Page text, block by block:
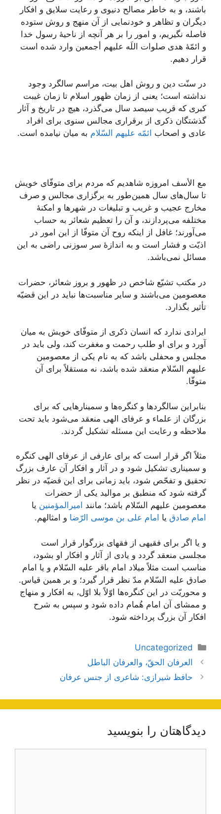
باشند، و به خاطر مصالح دنیوی و رعایت سلایق و افکار
دیگران و تظاهر و خودنمایی از آن منهج و روش ستوده
فاصله نگیریم، و امور را بر هر آنچه از ناحیۀ رسول خدا
و ائمّۀ هدی صلوات اللَه علیهم أجمعین وارد شده است
قرار دهیم.
در سنّت دین و روش اهل بیت، مراسم سالگرد وجود
نداشته است؛ یعنی از زمان ظهور اسلام تا زمان غیبت
کبری که قریب سیصد سال می‌گذرد، هیچ در تاریخ و آثار
گذشتگان ذکری از برقراری مجالس سنوی برای افراد
عادی و اصحاب ائمّه علیهم السّلام به میان نیامده است.
مع الأسف امروزه شاهدیم که مردم برای متوفّای خویش
تا سال‌های سال همین‌طور به برگزاری مجالس و صرف
مخارج عجیب و غریب و تبلیغات در شهرها و امکنۀ
مختلفه می‌پردازند، و آن را تعظیم شعائر به حساب
می‌آورند؛ غافل از اینکه روح آن متوفّا از این امور در
اذیّت و فشار است و به اندازۀ سر سوزنی راضی به این
مسائل نمی‌باشد.
در مکتب تشیّع شاخص در ظهور و بروز شعائر، حضرات
معصومین می‌باشند و سایر مناسبت‌ها نباید در این قضیّه
تأثیر بگذارد.
ایرادی ندارد که انسان ذکری از متوفّای خویش به میان
آورد و برای او طلب رحمت و مغفرت کند، ولی باید در
مجلس و محفلی باشد که به نام یکی از معصومین
علیهم السّلام منعقد شده باشد، نه مستقلاً برای آن
متوفّا.
بنابراین سالگردها و کنگره‌ها و سمینارهایی که برای
بزرگان از علماء و عرفای الهی منعقد می‌شود باید تحت
ملاحظه و رعایت این مسئله تشکیل گردند.
مثلاً اگر قرار است که برای عارفی از عرفای الهی کنگره
و سمیناری تشکیل شود و در آثار و افکار آن عارف بزرگ
تحقیق و تفحّص شود، باید زمانی برای این قضیّه در نظر
گرفته شود که منطبق بر موالید یکی از حضرات
معصومین علیهم السّلام باشد؛ مانند امیر‌المؤمنین یا
امام صادق یا امام علی بن موسی الرّضا و امثالهم.
و یا اگر برای فقیهی از فقهای بزرگوار قرار است
مجلسی منعقد گردد و یادی از آثار و افکار او بشود،
مناسب است مثلاً میلاد امام باقر علیه السّلام و یا امام
صادق علیه السّلام مدّ نظر قرار گیرد؛ و بر همین قیاس.
و محوریّت در این کنگره‌ها اوّلاً بلا اوّل، به افکار و منهاج
و ممشای آن امام هُمام داده شود و سپس به شرح
افکار آن بزرگ پرداخته شود.
دسته‌ها
Uncategorized
ناوبری
نوشته‌ها
العرفان الحقّ، والعرفان الباطل
حافظ شیرازی: شاعری از جنس عرفان
دیدگاهتان را بنویسید